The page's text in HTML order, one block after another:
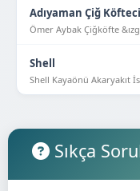
Adıyaman Çiğ
Ömer Aybak Çiğköfte
Shell
Shell Kayaönü Akaryakıt
Sıkça